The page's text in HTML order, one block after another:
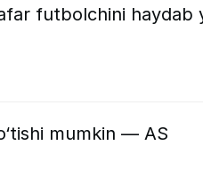
futbolchini
mumkin — AS